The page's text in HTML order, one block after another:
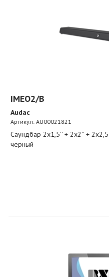
IMEO2/B
Audac
Артикул:AU00021821
Саундбар 2х1,5'' + 2х2'' +
черный